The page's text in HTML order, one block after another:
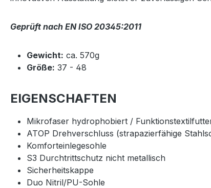
Geprüft nach EN ISO 20345:2011
Gewicht: ca. 570g
Größe: 37 - 48
EIGENSCHAFTEN
Mikrofaser hydrophobiert /
ATOP Drehverschluss (strapazierfähige
Komforteinlegesohle
S3 Durchtrittschutz nicht metallisch
Sicherheitskappe
Duo Nitril/PU-Sohle